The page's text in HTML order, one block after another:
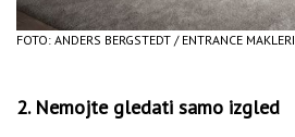
FOTO: ANDERS BERGSTEDT / ENTRANCE MAKLERI
2. Nemojte gledati samo izgled